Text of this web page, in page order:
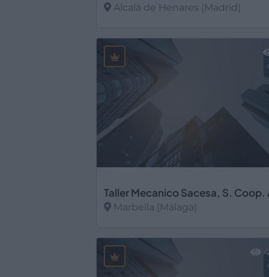
Alcalá de Henares (Madrid)
Taller Mecanico Sacesa, S. Coop.
Marbella (Málaga)